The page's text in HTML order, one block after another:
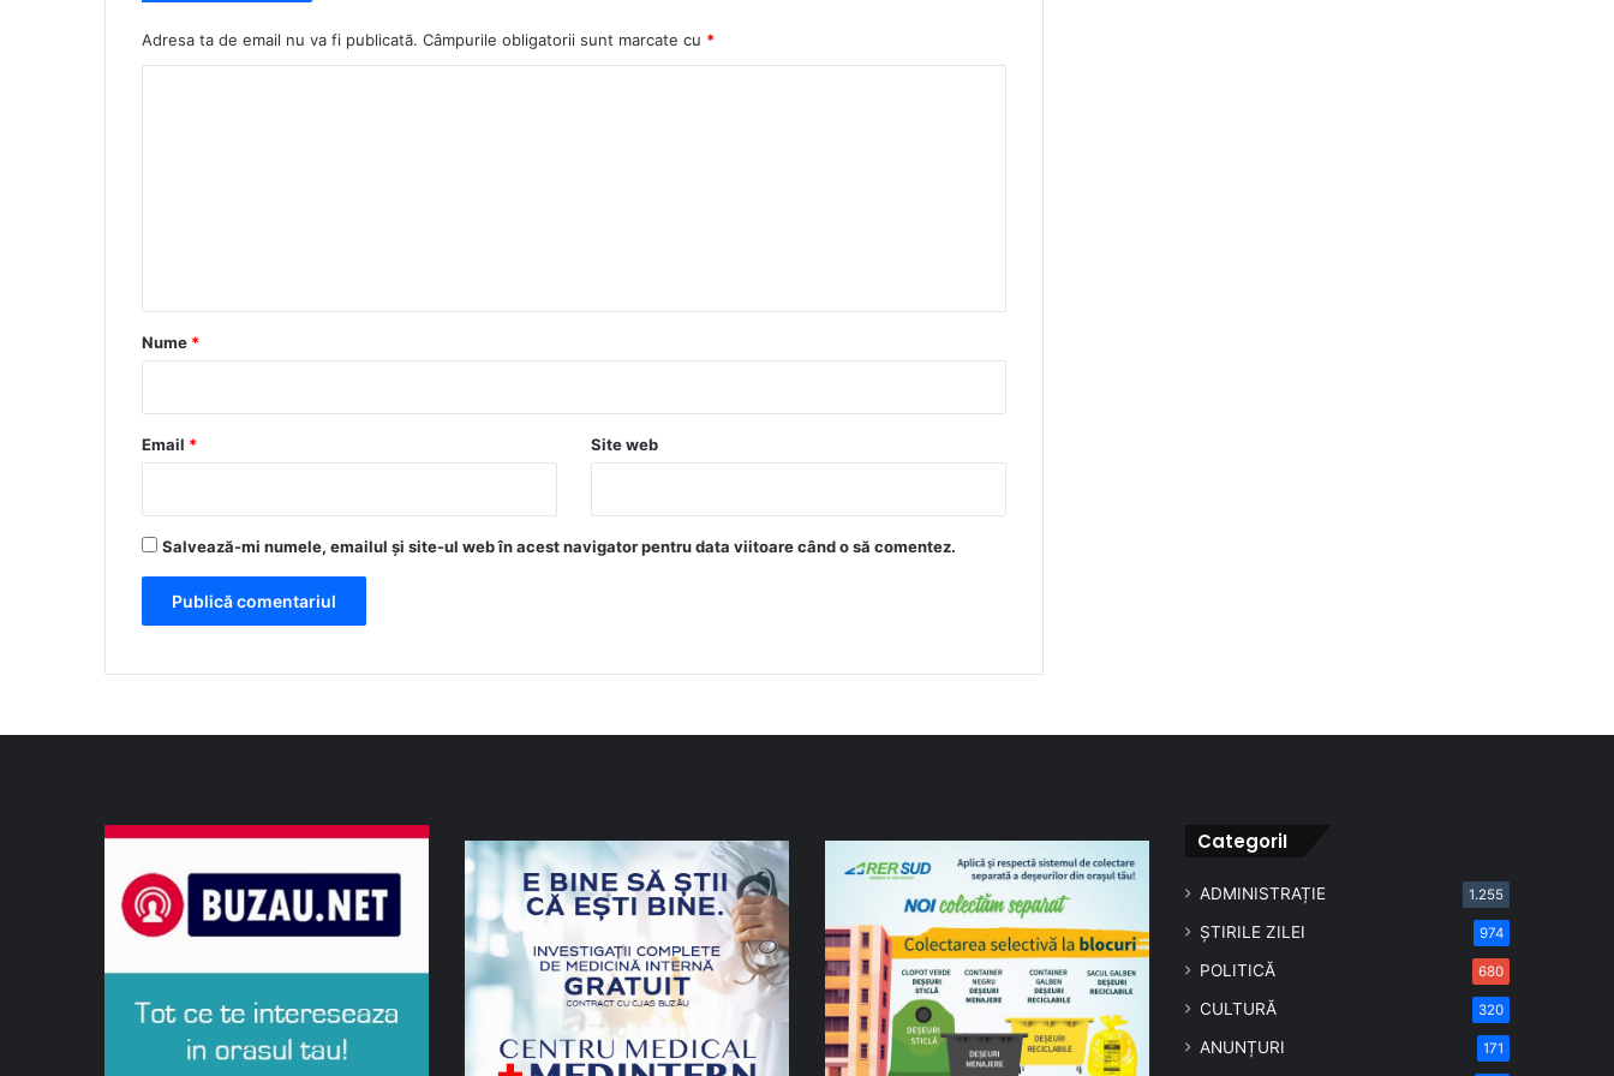
Adresa ta de email nu va fi publicată. Câmpurile obligatorii sunt marcate cu *
r
*
Nume *
Email * Site web
Salvează-mi numele, emailul și site-ul web în acest navigator pentru data viitoare când o să comentez.
CategoriI
ADMINISTRAȚIE 1.255
ȘTIRILE ZILEI 974
POLITICĂ 680
CULTURĂ 320
ANUNȚURI 171